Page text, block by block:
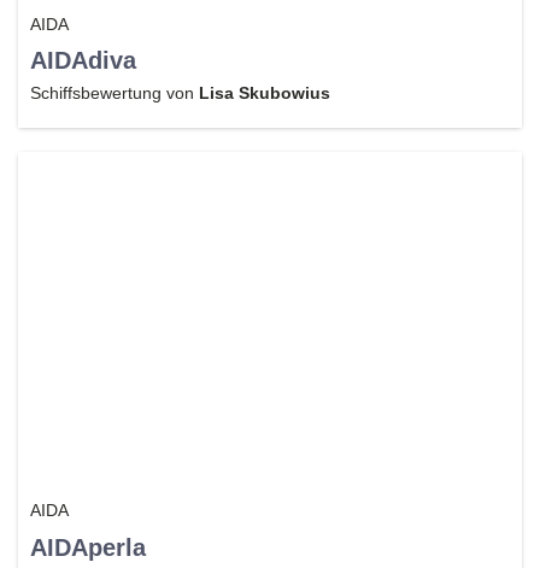
AIDA
AIDAdiva
Schiffsbewertung von Lisa Skubowius
AIDA
AIDAperla